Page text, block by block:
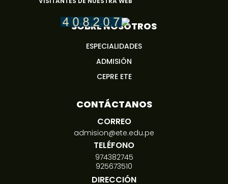
SOBRE NOSOTROS
ESPECIALIDADES
ADMISIÓN
CEPRE ETE
CONTÁCTANOS
CORREO
admision@ete.edu.pe
TELÉFONO
974382745
925673510
DIRECCIÓN